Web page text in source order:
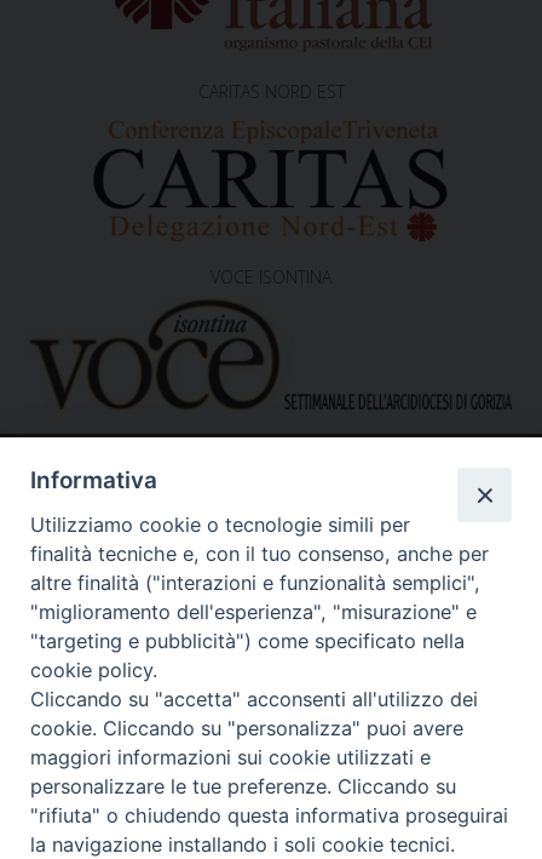
CARITAS NORD EST
VOCE ISONTINA
Caritas Diocesana di Gorizia
Sede operativa – uffici
via G. B. Garzarolli, 131 – 34170 Gorizia
Tel. 0481525188
Mail: direzione@caritasgorizia.it-caritasgorizia@pec.it
Informativa
Utilizziamo cookie o tecnologie simili per
finalità tecniche e, con il tuo consenso, anche per
altre finalità ("interazioni e funzionalità semplici",
"miglioramento dell'esperienza", "misurazione" e
"targeting e pubblicità") come specificato nella
cookie policy.
Cliccando su "accetta" acconsenti all'utilizzo dei
cookie. Cliccando su "personalizza" puoi avere
maggiori informazioni sui cookie utilizzati e
personalizzare le tue preferenze. Cliccando su
"rifiuta" o chiudendo questa informativa proseguirai
la navigazione installando i soli cookie tecnici.